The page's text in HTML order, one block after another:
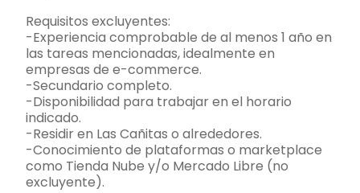
Requisitos excluyentes:
-Experiencia comprobable de al menos 1 año en
las tareas mencionadas, idealmente en
empresas de e-commerce.
-Secundario completo.
-Disponibilidad para trabajar en el horario
indicado.
-Residir en Las Cañitas o alrededores.
-Conocimiento de plataformas o marketplace
como Tienda Nube y/o Mercado Libre (no
excluyente).